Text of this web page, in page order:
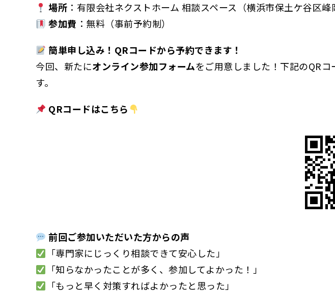
場所 ：有限会社ネクストホーム 相談スペース（横浜市保土ケ谷区峰
参加費 ：無料（事前予約制）
簡単申し込み！QRコードから予約できます！
今回、新たにオンライン参加フォームをご用意しました！下記のQR
す。
QRコードはこちら
前回ご参加いただいた方からの声
「専門家にじっくり相談できて安心した」
「知らなかったことが多く、参加してよかった！」
「もっと早く対策すればよかったと思った」